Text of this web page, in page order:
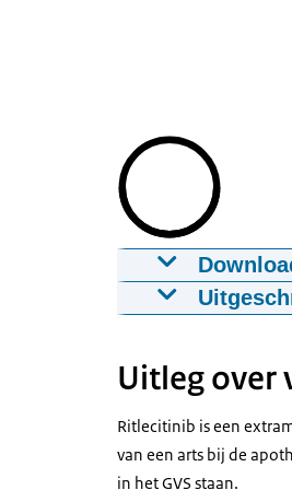
20-05-2021
Ondertiteling
srt 2.5 KB
Iedereen in
die zorg goed
Komt er
worden uit het
Uitleg over
Ritlecitinib is een
van een arts bij de
in het GVS staan.